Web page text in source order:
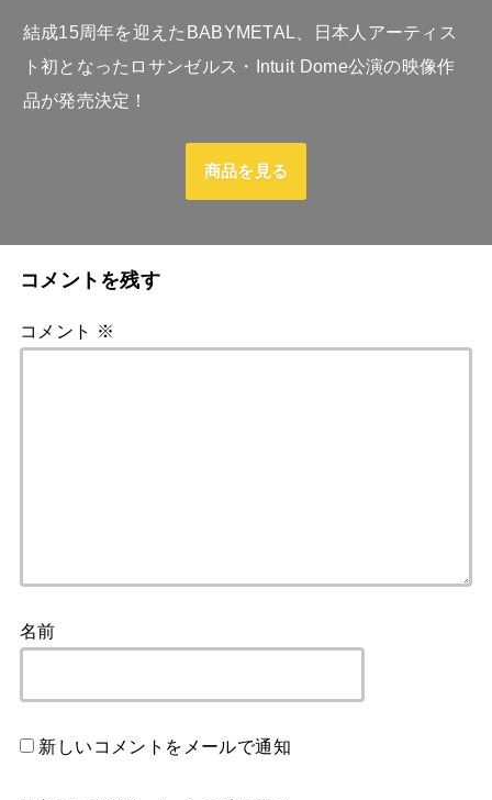
結成15周年を迎えたBABYMETAL、日本人アーティス
ト初となったロサンゼルス・Intuit Dome公演の映像作
品が発売決定！
商品を見る
コメントを残す
コメント ※
名前
新しいコメントをメールで通知